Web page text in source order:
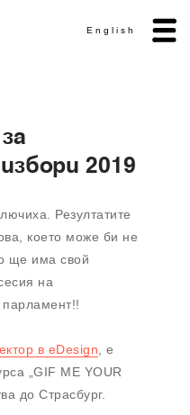
English
2019
Резултатите
което може би не
ще има свой
на
парламент!!
в eDesign, е
„GIF ME YOUR
до Страсбург.